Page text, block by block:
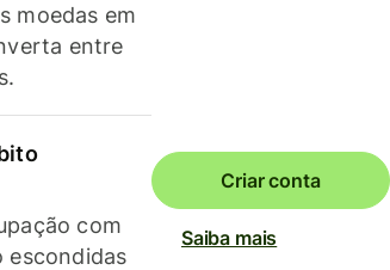
moedas em
entre
com
escondidas
Criar conta
Saiba mais